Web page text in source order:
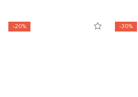
-20% -30%